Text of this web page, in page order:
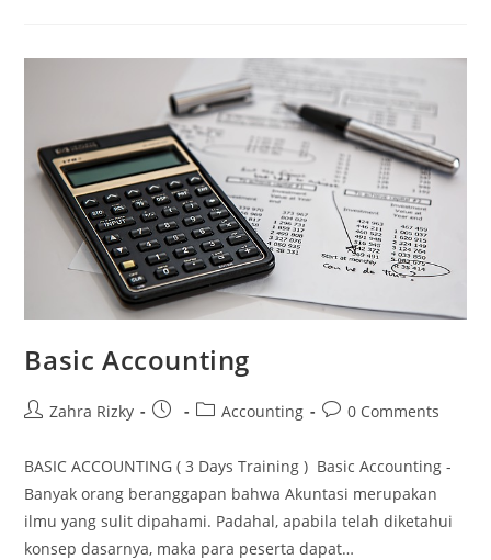
Basic Accounting
PostZahra Rizky
Post
PostAccounting
Post0 Comments
BASIC ACCOUNTING ( 3 Days Training ) Basic Accounting -
Banyak orang beranggapan bahwa Akuntasi merupakan
ilmu yang sulit dipahami. Padahal, apabila telah diketahui
konsep dasarnya, maka para peserta dapat…